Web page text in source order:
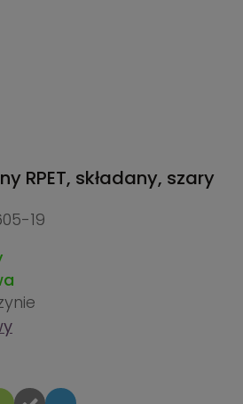
RPET, składany, szary
19